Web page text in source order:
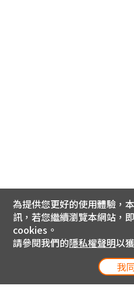
為提供您更好的使用體驗，
訊，若您繼續瀏覽本網站，
cookies。
請參閱我們的隱私權聲明以
我